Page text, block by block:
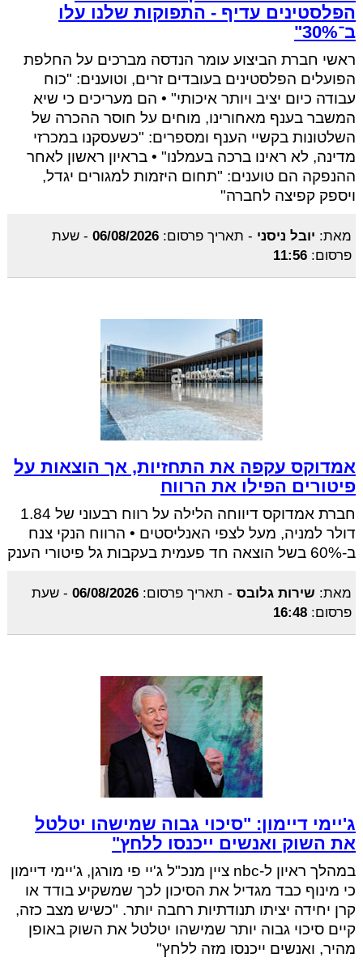
הפלסטינים עדיף - התפוקות שלנו עלו
ב־30%"
ראשי חברת הביצוע עומר הנדסה מברכים על החלפת
הפועלים הפלסטינים בעובדים זרים, וטוענים: "כוח
עבודה כיום יציב ויותר איכותי" • הם מעריכים כי שיא
המשבר בענף מאחורינו, מוחים על חוסר ההכרה של
השלטונות בקשיי הענף ומספרים: "כשעסקנו במכרזי
מדינה, לא ראינו ברכה בעמלנו" • בראיון ראשון לאחר
ההנפקה הם טוענים: "תחום היזמות למגורים יגדל,
ויספק קפיצה לחברה"
מאת: יובל ניסני - תאריך פרסום: 06/08/2026
- שעת
פרסום: 11:56
אמדוקס עקפה את התחזיות, אך הוצאות על
פיטורים הפילו את הרווח
חברת אמדוקס דיווחה הלילה על רווח רבעוני של 1.84
דולר למניה, מעל לצפי האנליסטים • הרווח הנקי צנח
ב-60% בשל הוצאה חד פעמית בעקבות גל פיטורי הענק
מאת: שירות גלובס- תאריך פרסום: 06/08/2026
- שעת
פרסום: 16:48
ג'יימי דיימון: "סיכוי גבוה שמישהו יטלטל
את השוק ואנשים ייכנסו ללחץ"
במהלך ראיון ל-nbc ציין מנכ"ל ג'יי פי מורגן, ג'יימי דיימון
כי מינוף כבד מגדיל את הסיכון לכך שמשקיע בודד או
קרן יחידה יציתו תנודתיות רחבה יותר. "כשיש מצב כזה,
קיים סיכוי גבוה יותר שמישהו יטלטל את השוק באופן
מהיר, ואנשים ייכנסו מזה ללחץ"